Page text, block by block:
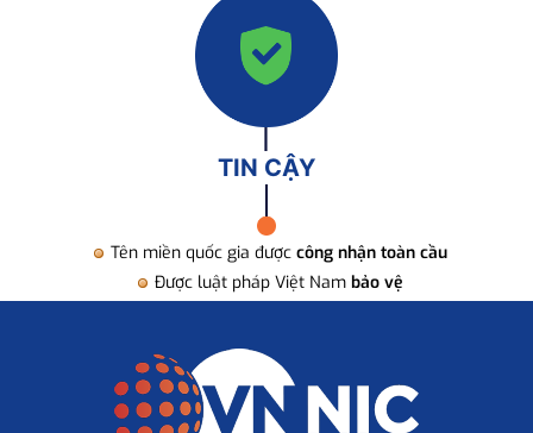
TIN CẬY
Tên miền quốc gia được công nhận toàn cầu
Được luật pháp Việt Nam bảo vệ